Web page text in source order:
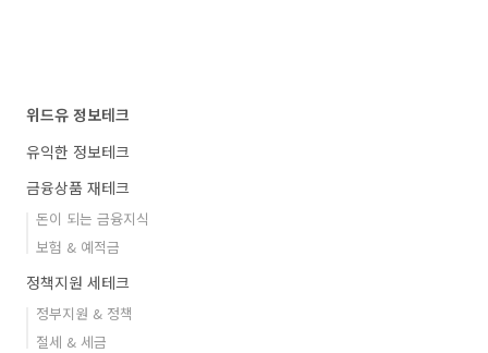
위드유 정보테크
유익한 정보테크
금융상품 재테크
돈이 되는 금융지식
보험 & 예적금
정책지원 세테크
정부지원 & 정책
절세 & 세금